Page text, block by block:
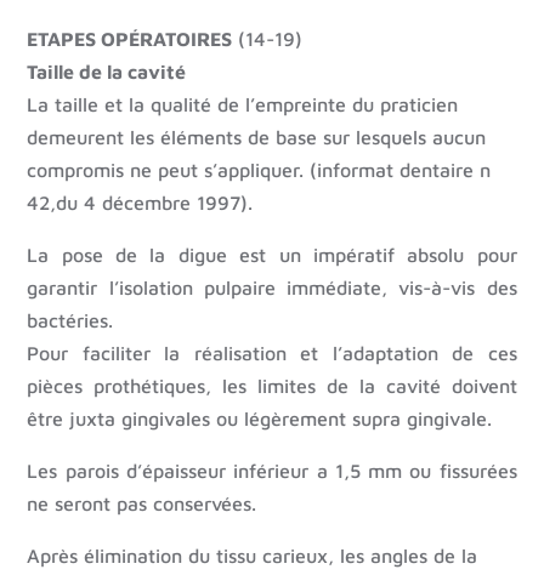
ETAPES OPÉRATOIRES (14-19)
Taille de la cavité
La taille et la qualité de l’empreinte du praticien
demeurent les éléments de base sur lesquels aucun
compromis ne peut s’appliquer. (informat dentaire n
42,du 4 décembre 1997).
La pose de la digue est un impératif absolu pour
garantir l’isolation pulpaire immédiate, vis-à-vis des
bactéries.
Pour faciliter la réalisation et l’adaptation de ces
pièces prothétiques, les limites de la cavité doivent
être juxta gingivales ou légèrement supra gingivale.
Les parois d’épaisseur inférieur a 1,5 mm ou fissurées
ne seront pas conservées.
Après élimination du tissu carieux, les angles de la